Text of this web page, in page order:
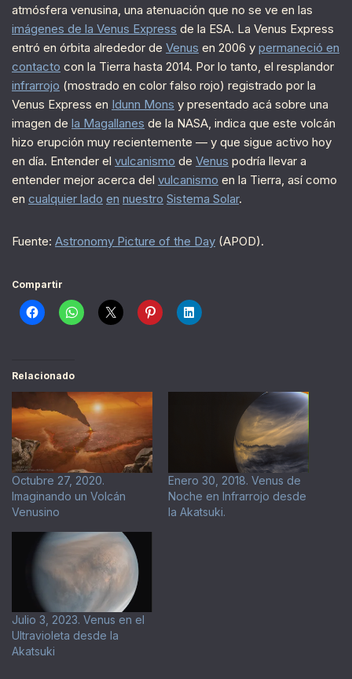
atmósfera venusina, una atenuación que no se ve en las
imágenes de la Venus Express de la ESA. La Venus Express
entró en órbita alrededor de Venus en 2006 y permaneció en
contacto con la Tierra hasta 2014. Por lo tanto, el resplandor
infrarrojo (mostrado en color falso rojo) registrado por la
Venus Express en Idunn Mons y presentado acá sobre una
imagen de la Magallanes de la NASA, indica que este volcán
hizo erupción muy recientemente — y que sigue activo hoy
en día. Entender el vulcanismo de Venus podría llevar a
entender mejor acerca del vulcanismo en la Tierra, así como
en cualquier lado en nuestro Sistema Solar.
Fuente: Astronomy Picture of the Day (APOD).
Compartir
Relacionado
Octubre 27, 2020.
Imaginando un Volcán
Venusino
Enero 30, 2018. Venus de
Noche en Infrarrojo desde
la Akatsuki.
Julio 3, 2023. Venus en el
Ultravioleta desde la
Akatsuki